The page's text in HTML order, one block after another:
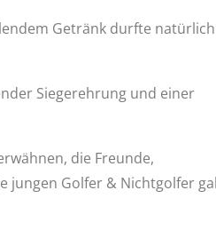
Getränk durfte natürlich
Siegerehrung und einer
die Freunde,
jungen Golfer & Nichtgolfer